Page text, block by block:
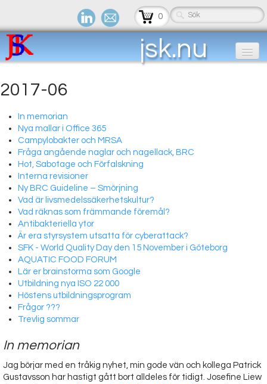
0
jsk.nu
FinePrint
Skapa PDF
Nyhetsbrev
Tips AI
Utbildning
Om oss
Web-shop
2017-06
In memorian
Nya mallar i Office 365
Campylobakter och MRSA
Fråga angående naglar och nagellack, BRC
Hot, Sabotage och Förfalskning
Interna revisioner
Ny BRC Guideline – Smörjning
Vad är livsmedelssäkerhetskultur?
Vad räknas som främmande föremål?
Antibakteriella ytor
Är era styrsystem utsatta för cyberattack?
SFK - World Quality Day den 15 November i Göteborg
AQUATIC FOOD FORUM
Lär er brainstorma som Google
Utbildning nya ISO 22 000
Höstens utbildningsprogram
Frågor ???
Trevlig sommar
In memorian
Jag börjar med en tråkig nyhet, min gode vän och kollega Patrick
Gustavsson har hastigt gått bort alldeles för tidigt. Josefine Liew